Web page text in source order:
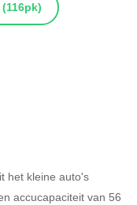
(116pk)
het kleine auto's
accucapaciteit van 56